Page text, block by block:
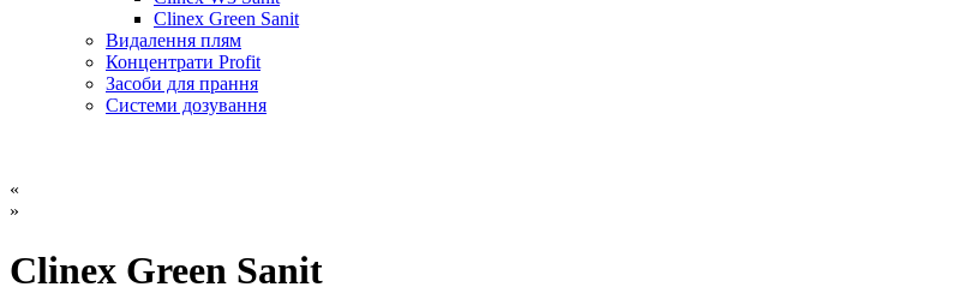
Clinex Green Sanit
Видалення плям
Концентрати Profit
Засоби для прання
Системи дозування
«
»
Clinex Green Sanit